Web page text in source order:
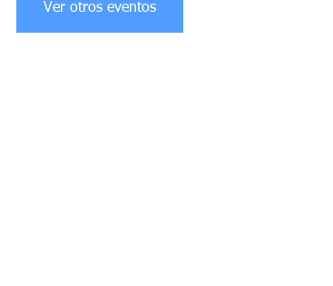
Ver otros eventos